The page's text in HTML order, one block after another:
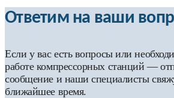
Ответим на ваши
Если у вас есть вопросы или
работе компрессорных станций —
сообщение и наши специалисты
ближайшее время.